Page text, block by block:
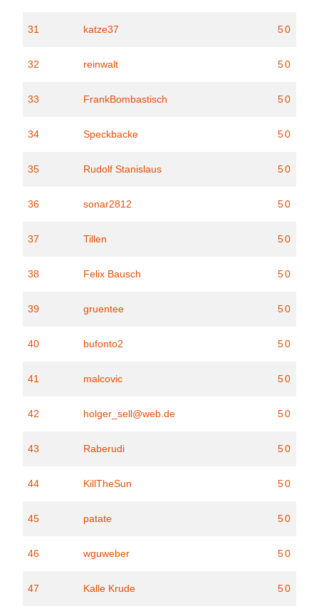
31 katze37 50
32 reinwalt 50
33 FrankBombastisch 50
34 Speckbacke 50
35 Rudolf Stanislaus 50
36 sonar2812 50
37 Tillen 50
38 Felix Bausch 50
39 gruentee 50
40 bufonto2 50
41 malcovic 50
42 holger_sell@web.de 50
43 Raberudi 50
44 KillTheSun 50
45 patate 50
46 wguweber 50
47 Kalle Krude 50